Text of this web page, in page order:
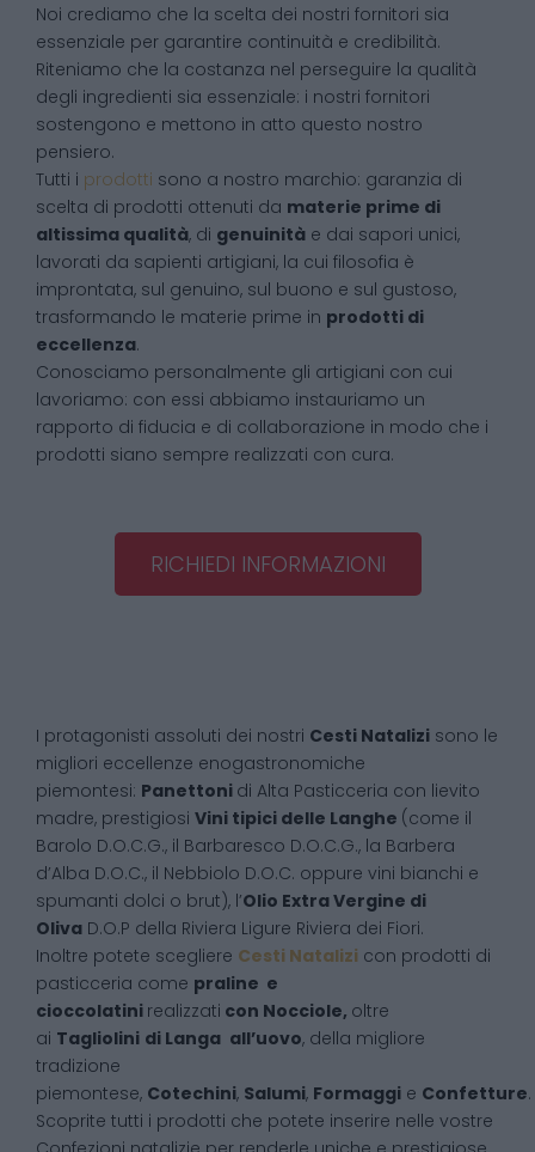
Noi crediamo che la scelta dei nostri fornitori sia
essenziale per garantire continuità e credibilità.
Riteniamo che la costanza nel perseguire la qualità
degli ingredienti sia essenziale: i nostri fornitori
sostengono e mettono in atto questo nostro
pensiero.
Tutti i prodotti sono a nostro marchio: garanzia di
scelta di prodotti ottenuti da materie prime di
altissima qualità, di genuinità e dai sapori unici,
lavorati da sapienti artigiani, la cui filosofia è
improntata, sul genuino, sul buono e sul gustoso,
trasformando le materie prime in prodotti di
eccellenza.
Conosciamo personalmente gli artigiani con cui
lavoriamo: con essi abbiamo instauriamo un
rapporto di fiducia e di collaborazione in modo che i
prodotti siano sempre realizzati con cura.
RICHIEDI INFORMAZIONI
I protagonisti assoluti dei nostri Cesti Natalizi sono le
migliori eccellenze enogastronomiche
piemontesi: Panettoni di Alta Pasticceria con lievito
madre, prestigiosi Vini tipici delle Langhe (come il
Barolo D.O.C.G., il Barbaresco D.O.C.G., la Barbera
d’Alba D.O.C., il Nebbiolo D.O.C. oppure vini bianchi e
spumanti dolci o brut), l’Olio Extra Vergine di
Oliva D.O.P della Riviera Ligure Riviera dei Fiori.
Inoltre potete scegliere Cesti Natalizi con prodotti di
pasticceria come praline e
cioccolatini realizzati con Nocciole, oltre
ai Tagliolini di Langa all’uovo, della migliore
tradizione
piemontese, Cotechini, Salumi, Formaggi e Confetture.
Scoprite tutti i prodotti che potete inserire nelle vostre